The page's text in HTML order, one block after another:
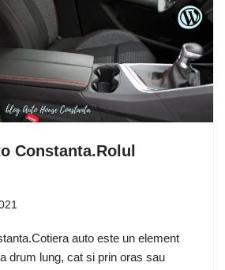
Constanta.Rolul
auto este un element
drum lung, cat si prin oras sau